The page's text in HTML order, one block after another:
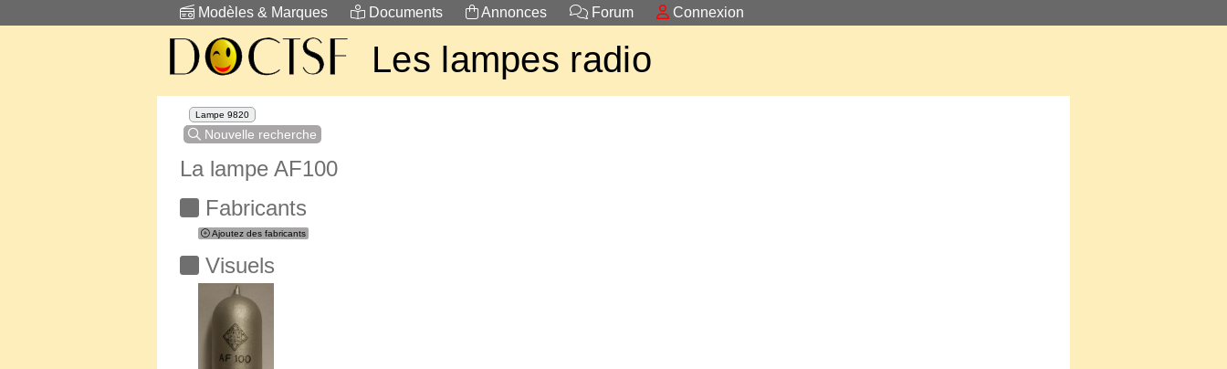
Modèles & Marques Documents Annonces Forum Connexion
Les lampes radio
Lampe 9820
Nouvelle recherche
La lampe AF100
Fabricants
Ajoutez des fabricants
Visuels